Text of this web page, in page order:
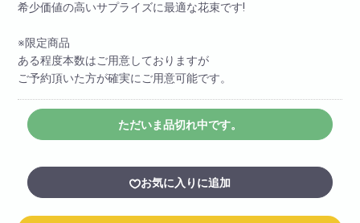
希少価値の高いサプライズに最適な花束です!
※限定商品
ある程度本数はご用意しておりますが
ご予約頂いた方が確実にご用意可能です。
ただいま品切れ中です。
お気に入りに追加